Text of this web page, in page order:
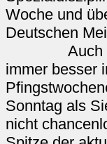
Woche und
Deutschen
Auch
immer besser
Sonntag als
nicht